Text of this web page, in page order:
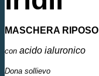
MASCHERA RIPOSO
con acido ialuronico
Dona sollievo